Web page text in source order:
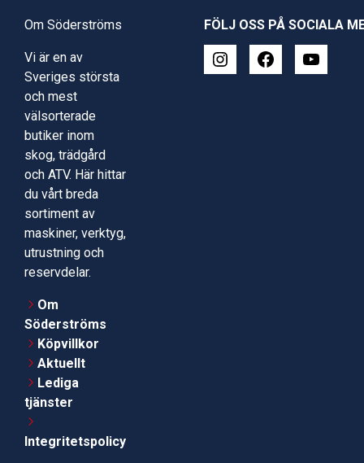
Om Söderströms
Vi är en av
Sveriges största
och mest
välsorterade
butiker inom
skog, trädgård
och ATV. Här hittar
du vårt breda
sortiment av
maskiner, verktyg,
utrustning och
reservdelar.
Om
Söderströms
Köpvillkor
Aktuellt
Lediga
tjänster
Integritetspolicy
FÖLJ OSS PÅ SOCIALA